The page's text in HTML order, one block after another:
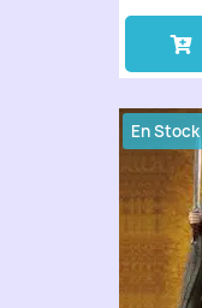
En Stock